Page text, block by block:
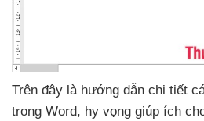
Trên đây là hướng dẫn chi tiết
trong Word, hy vọng giúp ích